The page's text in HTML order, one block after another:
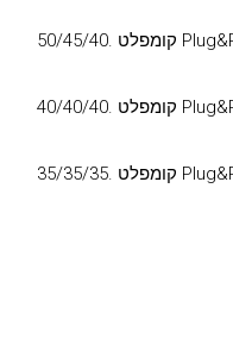
אקווריום מים מלוחים Plug&Play קומפלט .50/45/40
אקווריום מים מלוחים Plug&Play קומפלט .40/40/40
אקווריום מים מלוחים Plug&Play קומפלט .35/35/35